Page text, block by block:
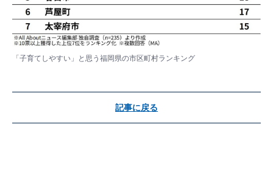
「子育てしやすい」と思う福岡県の市区町村ランキング
記事に戻る